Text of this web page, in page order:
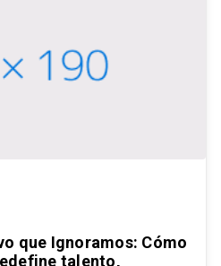
que Ignoramos: Cómo
talento,